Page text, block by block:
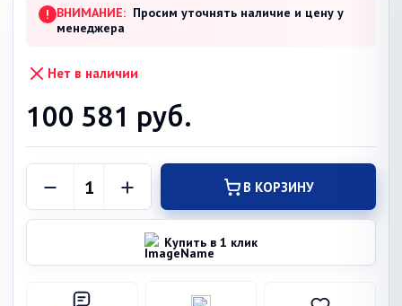
! ВНИМАНИЕ: Просим уточнять наличие и цену у
менеджера
Нет в наличии
100 581 руб.
В КОРЗИНУ
Купить в 1 клик